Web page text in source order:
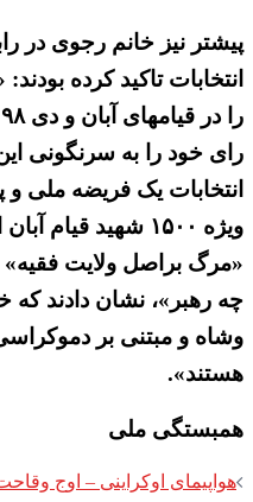
پیشتر نیز خانم رجوی در
انتخابات تاکید کرده
رای خود را به سرنگونی
انتخابات یک فریضه ملی
ویژه ۱۵۰۰ شهید
«مرگ براصل ولایت
چه رهبر»، نشان دادند که
وشاه و مبتنی بر
هستند».
همبستگی ملی
Post
هواپیمای اوکراینی – اوج